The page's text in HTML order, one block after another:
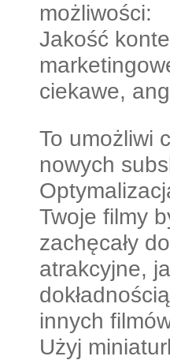
możliwości:
Jakość
ciekawe,
To umożliwi
nowych
Twoje filmy
zachęcały
atrakcyjne,
innych
Użyj